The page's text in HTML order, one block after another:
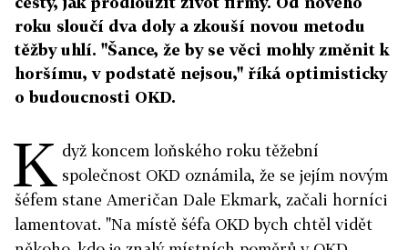
roku sloučí dva doly a zkouší novou metodu
těžby uhlí. "Šance, že by se věci mohly změnit k
horšímu, v podstatě nejsou," říká optimisticky
o budoucnosti OKD.
K dyž koncem loňského roku těžební
společnost OKD oznámila, že se jejím novým
šéfem stane Američan Dale Ekmark, začali horníci
lamentovat. "Na místě šéfa OKD bych chtěl vidět